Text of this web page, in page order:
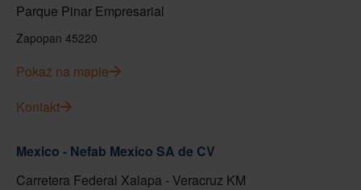
Parque Pinar Empresarial
Zapopan 45220
Pokaż na mapie
Kontakt
Mexico - Nefab Mexico SA de CV
Carretera Federal Xalapa - Veracruz KM